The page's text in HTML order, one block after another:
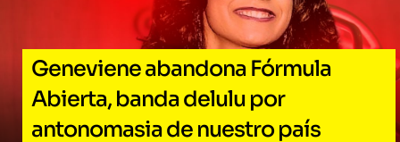
Geneviene abandona Fórmula
Abierta, banda delulu por
antonomasia de nuestro país